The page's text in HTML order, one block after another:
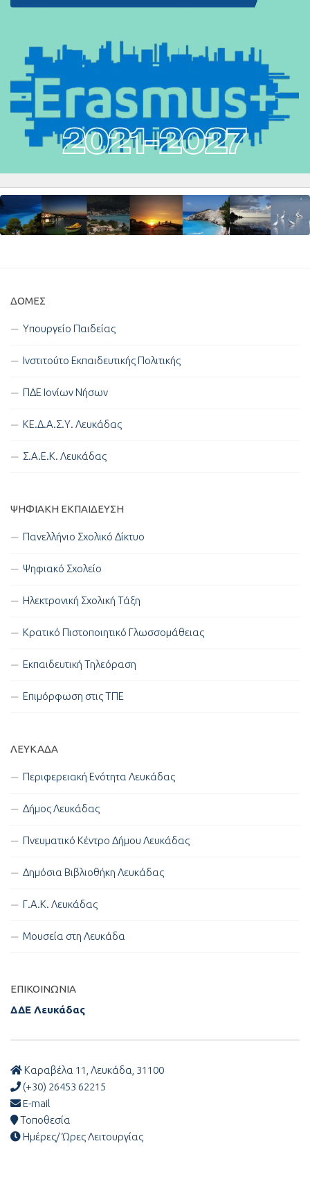
ΔΟΜΈΣ
Υπουργείο Παιδείας
Ινστιτούτο Εκπαιδευτικής Πολιτικής
ΠΔΕ Ιονίων Νήσων
ΚΕ.Δ.Α.Σ.Υ. Λευκάδας
Σ.Α.Ε.Κ. Λευκάδας
ΨΗΦΙΑΚΉ ΕΚΠΑΊΔΕΥΣΗ
Πανελλήνιο Σχολικό Δίκτυο
Ψηφιακό Σχολείο
Ηλεκτρονική Σχολική Τάξη
Κρατικό Πιστοποιητικό Γλωσσομάθειας
Εκπαιδευτική Τηλεόραση
Επιμόρφωση στις ΤΠΕ
ΛΕΥΚΑΔΑ
Περιφερειακή Ενότητα Λευκάδας
Δήμος Λευκάδας
Πνευματικό Κέντρο Δήμου Λευκάδας
Δημόσια Βιβλιοθήκη Λευκάδας
Γ.Α.Κ. Λευκάδας
Μουσεία στη Λευκάδα
ΕΠΙΚΟΙΝΩΝΊΑ
ΔΔΕ Λευκάδας
Καραβέλα 11, Λευκάδα, 31100
(+30) 26453 62215
E-mail
Τοποθεσία
Ημέρες/ Ώρες Λειτουργίας